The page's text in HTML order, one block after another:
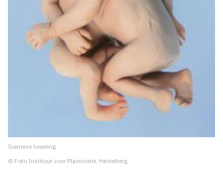
Siamese tweeling
© Foto Instituut voor Plastinatie, Heidelberg